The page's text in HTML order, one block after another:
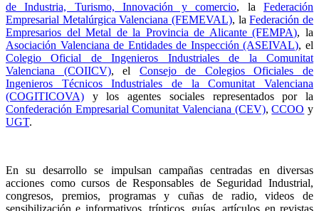
de Industria, Turismo, Innovación y comercio, laFederación
Empresarial Metalúrgica Valenciana (FEMEVAL), laFederación de
Empresarios del Metal de la Provincia de Alicante (FEMPA), la
Asociación Valenciana de Entidades de Inspección (ASEIVAL), el
Colegio Oficial de Ingenieros Industriales de la Comunitat
Valenciana (COIICV), el Consejo de Colegios Oficiales de
Ingenieros Técnicos Industriales de la Comunitat Valenciana
(COGITICOVA) y los agentes sociales representados por la
Confederación Empresarial Comunitat Valenciana (CEV),CCOO y
UGT.
En su desarrollo se impulsan campañas centradas en diversas
acciones como cursos de Responsables de Seguridad Industrial,
congresos, premios, programas y cuñas de radio, videos de